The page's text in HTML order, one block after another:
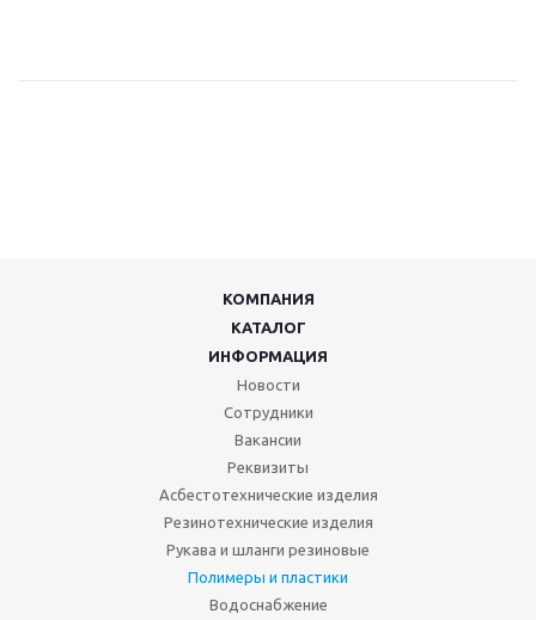
КОМПАНИЯ
КАТАЛОГ
ИНФОРМАЦИЯ
Новости
Сотрудники
Вакансии
Реквизиты
Асбестотехнические изделия
Резинотехнические изделия
Рукава и шланги резиновые
Полимеры и пластики
Водоснабжение